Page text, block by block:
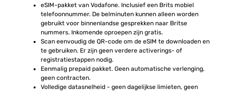
eSIM-pakket van Vodafone. Inclusief een Brits mobiel
telefoonnummer. De belminuten kunnen alleen worden
gebruikt voor binnenlandse gesprekken naar Britse
nummers. Inkomende oproepen zijn gratis.
Scan eenvoudig de QR-code om de eSIM te downloaden en
te gebruiken. Er zijn geen verdere activerings- of
registratiestappen nodig.
Eenmalig prepaid pakket. Geen automatische verlenging,
geen contracten.
Volledige datasnelheid - geen dagelijkse limieten, geen